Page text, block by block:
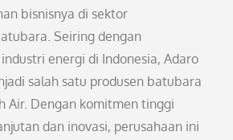
bisnisnya di sektor
Seiring dengan
energi di Indonesia, Adaro
salah satu produsen batubara
Air. Dengan komitmen tinggi
dan inovasi, perusahaan ini